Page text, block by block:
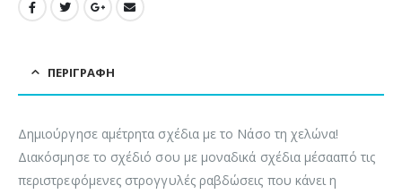
ΠΕΡΙΓΡΑΦΉ
Δημιούργησε αμέτρητα σχέδια με το Νάσο τη χελώνα!
Διακόσμησε το σχέδιό σου με μοναδικά σχέδια μέσααπό τις
περιστρεφόμενες στρογγυλές ραβδώσεις που κάνει η